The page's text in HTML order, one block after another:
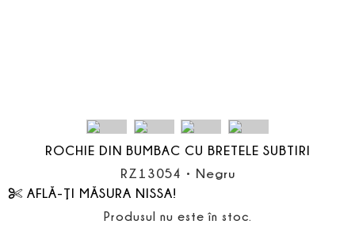
ROCHIE DIN BUMBAC CU BRETELE SUBTIRI
RZ13054 • Negru
AFLĂ-ŢI MĂSURA NISSA!
Produsul nu este în stoc.